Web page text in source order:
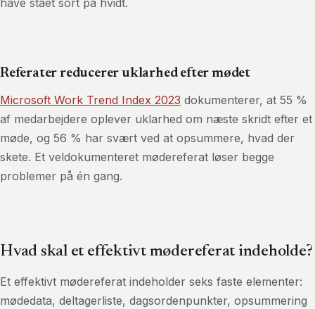
have stået sort på hvidt.
Referater reducerer uklarhed efter mødet
Microsoft Work Trend Index 2023 dokumenterer, at 55 %
af medarbejdere oplever uklarhed om næste skridt efter et
møde, og 56 % har svært ved at opsummere, hvad der
skete. Et veldokumenteret mødereferat løser begge
problemer på én gang.
Hvad skal et effektivt mødereferat indeholde?
Et effektivt mødereferat indeholder seks faste elementer:
mødedata, deltagerliste, dagsordenpunkter, opsummering